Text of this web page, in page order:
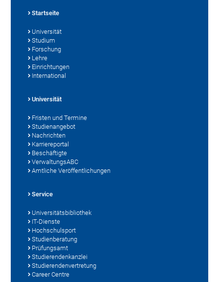
Startseite
Universität
Studium
Forschung
Lehre
Einrichtungen
International
Universität
Fristen und Termine
Studienangebot
Nachrichten
Karriereportal
Beschäftigte
VerwaltungsABC
Amtliche Veröffentlichungen
Service
Universitätsbibliothek
IT-Dienste
Hochschulsport
Studienberatung
Prüfungsamt
Studierendenkanzlei
Studierendenvertretung
Career Centre